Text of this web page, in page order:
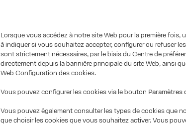
Lorsque vous accédez à notre site Web pour la première fois,
à indiquer si vous souhaitez accepter, configurer ou refuser
sont strictement nécessaires, par le biais du Centre de
directement depuis la bannière principale du site Web, ainsi
Web Configuration des cookies.
Vous pouvez configurer les cookies via le bouton Paramètres
Vous pouvez également consulter les types de cookies que
que choisir les cookies que vous souhaitez activer. Vous